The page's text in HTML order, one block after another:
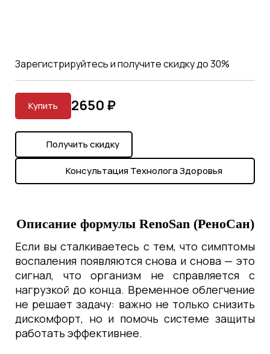
Зарегистрируйтесь и получите скидку до 30%
Купить 2650 ₽
Получить скидку
Консультация Технолога Здоровья
Описание формулы RenoSan (РеноСан)
Если вы сталкиваетесь с тем, что симптомы
воспаления появляются снова и снова — это
сигнал, что организм не справляется с
нагрузкой до конца. Временное облегчение
не решает задачу: важно не только снизить
дискомфорт, но и помочь системе защиты
работать эффективнее.